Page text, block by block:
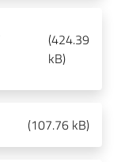
(424.39
kB)
(107.76 kB)